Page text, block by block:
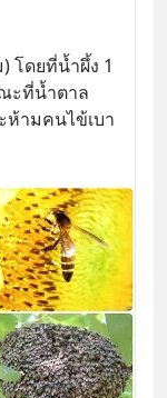
โดยที่น้ำผึ้ง 1
ะที่น้ำตาล
ห้ามคนไข้เบา